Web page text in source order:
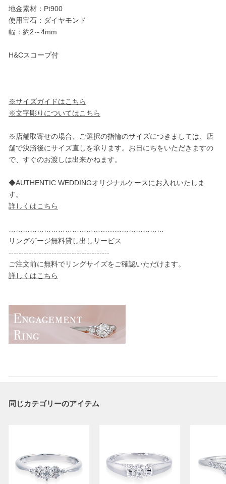
地金素材：Pt900
使用宝石：ダイヤモンド
幅：約2～4mm
H&Cスコープ付
※サイズガイドはこちら
※文字彫りについてはこちら
※店舗取寄せの場合、ご選択の指輪のサイズにつきましては、店
舗で決済後にサイズ直しを承ります。お日にちをいただきますの
で、すぐのお渡しは出来かねます。
◆AUTHENTIC WEDDINGオリジナルケースにお入れいたしま
す。
詳しくはこちら
リングゲージ無料貸し出しサービス
----------------------------------------
ご注文前に無料でリングサイズをご確認いただけます。
詳しくはこちら
同じカテゴリーのアイテム